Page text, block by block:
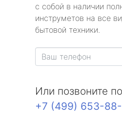
с собой в наличии
инструметов на все
бытовой техники.
Или позвоните
+7 (499) 653-